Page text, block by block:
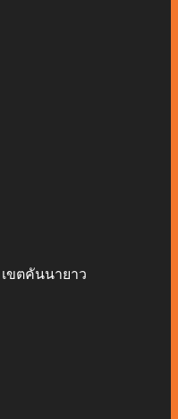
ขตคันนายาว